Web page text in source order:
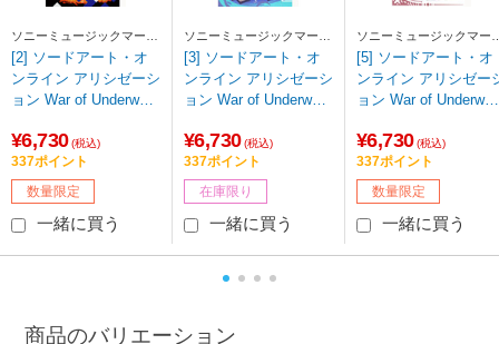
ソニーミュージックマーケ
ティング
[2] ソードアート・オ
ンライン アリシゼーシ
ョン War of Underworl
版】 DVD 【sof001】
¥6,730 (税込)
337ポイント
数量限定
一緒に買う
ソニーミュージックマーケ
ティング
[3] ソードアート・オ
ンライン アリシゼーシ
ョン War of Underworl
版】 DVD 【852】
¥6,730 (税込)
337ポイント
在庫限り
一緒に買う
ソニーミュージックマー
ティング
[5] ソードアート・オ
ンライン アリシゼー
ョン War of Underworl
版】 DVD 【sof001】
¥6,730 (税込)
337ポイント
数量限定
一緒に買う
商品のバリエーション